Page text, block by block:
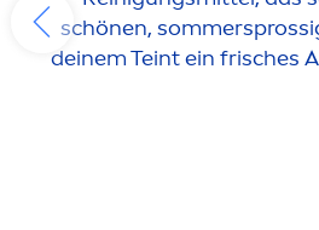
schönen,
deinem Teint ein frisches